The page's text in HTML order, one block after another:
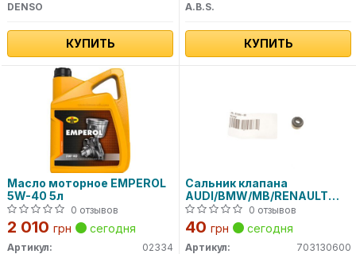
DENSO
КУПИТЬ
A.B.S.
КУПИТЬ
Масло моторное EMPEROL
5W-40 5л
0 отзывов
2 010 грн сегодня
Артикул:
02334
Сальник клапана
AUDI/BMW/MB/RENAULT
/VW 70-31306-00 VICTOR
REINZ
0 отзывов
40 грн сегодня
Артикул:
703130600